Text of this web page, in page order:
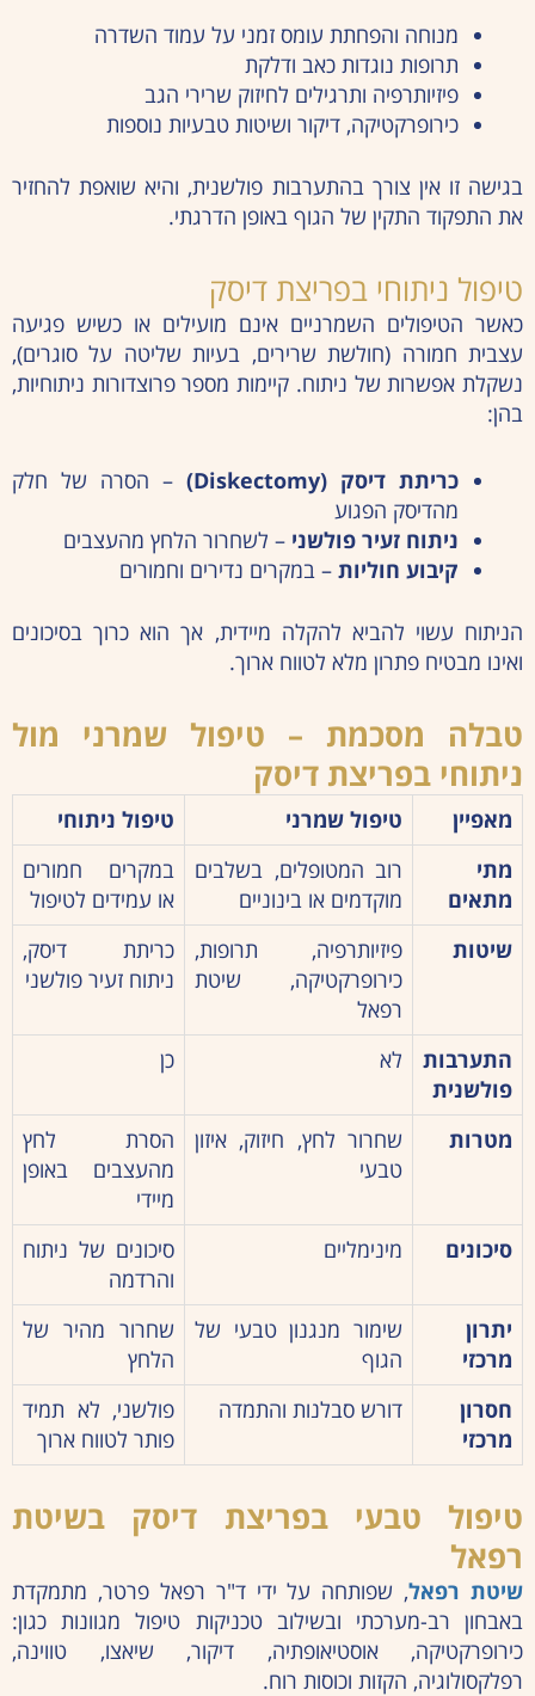
מנוחה והפחתת עומס זמני על עמוד השדרה
תרופות נוגדות כאב ודלקת
פיזיותרפיה ותרגילים לחיזוק שרירי הגב
כירופרקטיקה, דיקור ושיטות טבעיות נוספות
בגישה זו אין צורך בהתערבות פולשנית, והיא שואפת להחזיר
את התפקוד התקין של הגוף באופן הדרגתי.
טיפול ניתוחי בפריצת דיסק
כאשר הטיפולים השמרניים אינם מועילים או כשיש פגיעה
עצבית חמורה (חולשת שרירים, בעיות שליטה על סוגרים),
נשקלת אפשרות של ניתוח. קיימות מספר פרוצדורות ניתוחיות,
בהן:
כריתת דיסק (Diskectomy)
– הסרה של חלק
מהדיסק הפגוע
ניתוח זעיר פולשני – לשחרור הלחץ מהעצבים
קיבוע חוליות – במקרים נדירים וחמורים
הניתוח עשוי להביא להקלה מיידית, אך הוא כרוך בסיכונים
ואינו מבטיח פתרון מלא לטווח ארוך.
טבלה מסכמת – טיפול שמרני מול
ניתוחי בפריצת דיסק
מאפיין טיפול שמרני
טיפול ניתוחי
מתי
מתאים
רוב המטופלים, בשלבים
מוקדמים או בינוניים
במקרים חמורים
או עמידים לטיפול
שיטות
פיזיותרפיה, תרופות,
כירופרקטיקה, שיטת
רפאל
כריתת דיסק,
ניתוח זעיר פולשני
התערבות
פולשנית
לא כן
מטרות
שחרור לחץ, חיזוק, איזון
טבעי
הסרת לחץ
מהעצבים באופן
מיידי
סיכונים
מינימליים
סיכונים של ניתוח
והרדמה
יתרון
מרכזי
שימור מנגנון טבעי של
הגוף
שחרור מהיר של
הלחץ
חסרון
מרכזי
דורש סבלנות והתמדה
פולשני, לא תמיד
פותר לטווח ארוך
טיפול טבעי בפריצת דיסק בשיטת
רפאל
שיטת רפאל, שפותחה על ידי ד"ר רפאל פרטר, מתמקדת
באבחון רב-מערכתי ובשילוב טכניקות טיפול מגוונות כגון:
כירופרקטיקה, אוסטיאופתיה, דיקור, שיאצו, טווינה,
רפלקסולוגיה, הקזות וכוסות רוח.